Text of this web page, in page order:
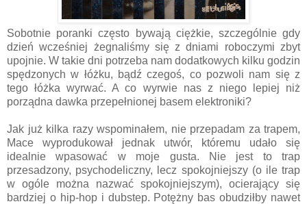
Sobotnie poranki często bywają ciężkie, szczególnie gdy
dzień wcześniej żegnaliśmy się z dniami roboczymi zbyt
upojnie. W takie dni potrzeba nam dodatkowych kilku godzin
spędzonych w łóżku, bądź czegoś, co pozwoli nam się z
tego łóżka wyrwać. A co wyrwie nas z niego lepiej niż
porządna dawka przepełnionej basem elektroniki?
Jak już kilka razy wspominałem, nie przepadam za trapem,
Mace wyprodukował jednak utwór, któremu udało się
idealnie wpasować w moje gusta. Nie jest to trap
przesadzony, psychodeliczny, lecz spokojniejszy (o ile trap
w ogóle można nazwać spokojniejszym), ocierający się
bardziej o hip-hop i dubstep. Potężny bas obudziłby nawet